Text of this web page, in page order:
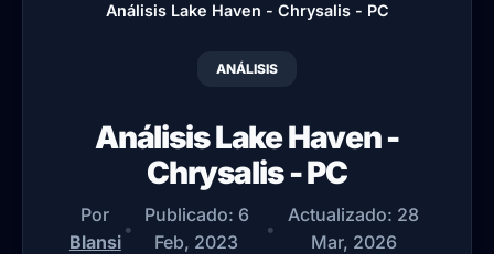
Análisis Lake Haven - Chrysalis - PC
ANÁLISIS
Análisis Lake Haven -
Chrysalis - PC
Por
Blansi
•
Publicado: 6
Feb, 2023
•
Actualizado: 28
Mar, 2026